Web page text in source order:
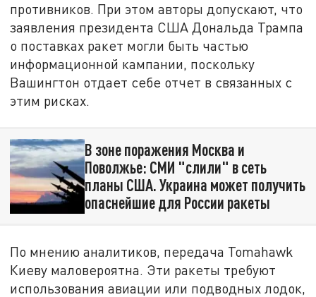
противников. При этом авторы допускают, что
заявления президента США Дональда Трампа
о поставках ракет могли быть частью
информационной кампании, поскольку
Вашингтон отдает себе отчет в связанных с
этим рисках.
В зоне поражения Москва и
Поволжье: СМИ "слили" в сеть
планы США. Украина может получить
опаснейшие для России ракеты
По мнению аналитиков, передача Tomahawk
Киеву маловероятна. Эти ракеты требуют
использования авиации или подводных лодок,